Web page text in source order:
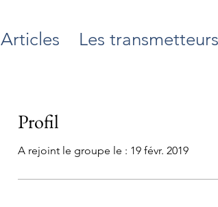
Articles Les transmetteurs
Profil
A rejoint le groupe le : 19 févr. 2019